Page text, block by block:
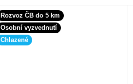
Rozvoz ČB do 5 km
Osobní vyzvednutí
Chlazené